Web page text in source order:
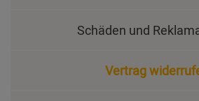
Schäden und
Vertrag